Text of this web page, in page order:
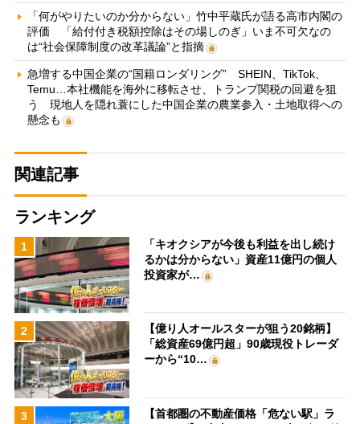
「何がやりたいのか分からない」竹中平蔵氏が語る高市内閣の
評価 「給付付き税額控除はその場しのぎ」いま不可欠なの
は“社会保障制度の改革議論”と指摘
急増する中国企業の“国籍ロンダリング” SHEIN、TikTok、
Temu…本社機能を海外に移転させ、トランプ関税の回避を狙
う 現地人を隠れ蓑にした中国企業の農業参入・土地取得への
懸念も
関連記事
ランキング
1
「キオクシアが今後も利益を出し続け
るかは分からない」資産11億円の個人
投資家が…
2
【億り人オールスターが狙う20銘柄】
「総資産69億円超」90歳現役トレーダ
ーから“10…
3
【首都圏の不動産価格「危ない駅」ラ